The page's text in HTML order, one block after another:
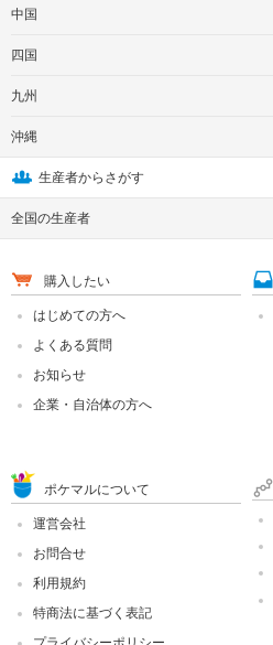
中国
四国
九州
沖縄
生産者からさがす
全国の生産者
購入したい
はじめての方へ
よくある質問
お知らせ
企業・自治体の方へ
ポケマルについて
運営会社
お問合せ
利用規約
特商法に基づく表記